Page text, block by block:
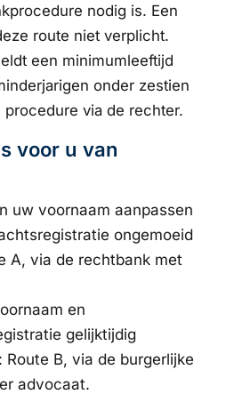
nodig is. Een
route niet verplicht.
een minimumleeftijd
onder zestien
procedure via de rechter.
voor u van
uw voornaam aanpassen
ongemoeid
A, via de rechtbank met
en
gelijktijdig
Route B, via de burgerlijke
advocaat.